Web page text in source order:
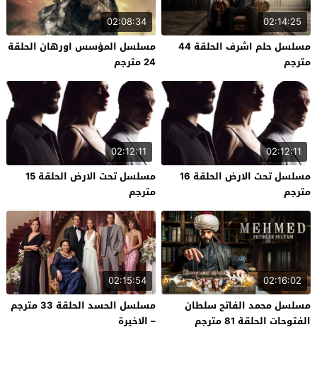
02:14:25
مسلسل حلم اشرف الحلقة 44
مترجم
02:08:34
مسلسل المؤسس اورهان الحلقة
24 مترجم
02:12:11
مسلسل تحت الارض الحلقة 16
مترجم
02:12:11
مسلسل تحت الارض الحلقة 15
مترجم
02:16:02
مسلسل محمد الفاتح سلطان
الفتوحات الحلقة 81 مترجم
02:15:54
مسلسل الحسد الحلقة 33 مترجم
– الاخيرة